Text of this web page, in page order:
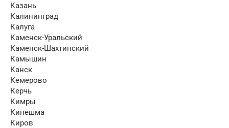
Казань
Калининград
Калуга
Каменск-Уральский
Каменск-Шахтинский
Камышин
Канск
Кемерово
Керчь
Кимры
Кинешма
Киров